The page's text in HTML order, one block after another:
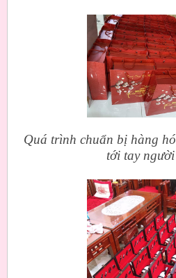
Quá trình chuẩn bị hàng
tới tay